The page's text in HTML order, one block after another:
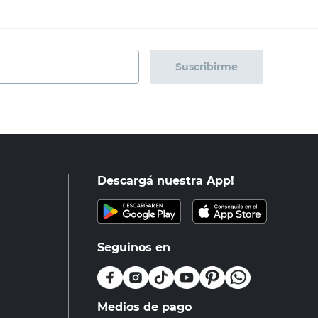
Suscribirme
Descargá nuestra App!
Seguinos en
Medios de pago